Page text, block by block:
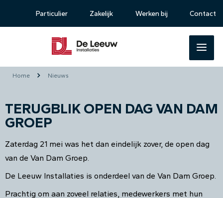
Particulier Zakelijk Werken bij Contact
Home Nieuws
TERUGBLIK OPEN DAG VAN DAM
GROEP
Zaterdag 21 mei was het dan eindelijk zover, de open dag
van de Van Dam Groep.
De Leeuw Installaties is onderdeel van de Van Dam Groep.
Prachtig om aan zoveel relaties, medewerkers met hun